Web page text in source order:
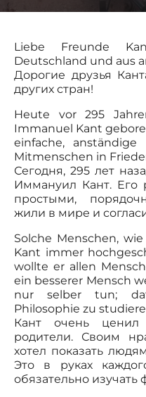
Liebe Freunde
Deutschland und aus
Дорогие друзья
других стран!
​Heute vor 295
Immanuel Kant
einfache,
Mitmenschen in
Сегодня, 295 лет
Иммануил Кант. Его
простыми,
жили в мире и
Solche Menschen,
Kant immer
wollte er allen
ein besserer Mensch
nur selber tun;
Philosophie zu
Кант очень
родители. Своим
хотел показать
Это в руках
обязательно